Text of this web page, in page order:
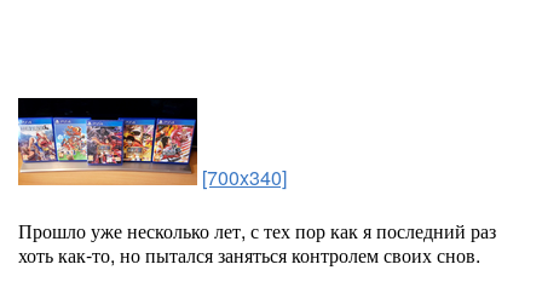
[700x340]
Прошло уже несколько лет, с тех пор как я последний раз
хоть как-то, но пытался заняться контролем своих снов.